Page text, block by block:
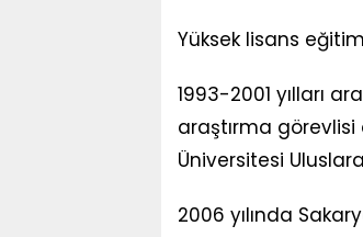
Yüksek lisans
1993-2001 yılları
araştırma görevlisi
Üniversitesi
2006 yılında